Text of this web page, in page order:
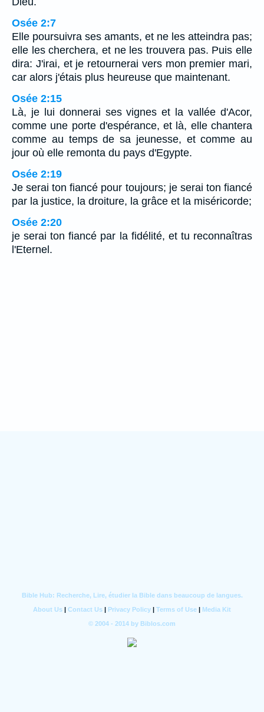
Osée 2:7
Elle poursuivra ses amants, et ne les atteindra pas;
elle les cherchera, et ne les trouvera pas. Puis elle
dira: J'irai, et je retournerai vers mon premier mari,
car alors j'étais plus heureuse que maintenant.
Osée 2:15
Là, je lui donnerai ses vignes et la vallée d'Acor,
comme une porte d'espérance, et là, elle chantera
comme au temps de sa jeunesse, et comme au
jour où elle remonta du pays d'Egypte.
Osée 2:19
Je serai ton fiancé pour toujours; je serai ton fiancé
par la justice, la droiture, la grâce et la miséricorde;
Osée 2:20
je serai ton fiancé par la fidélité, et tu reconnaîtras
l'Eternel.